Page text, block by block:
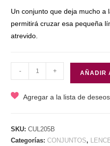
Un conjunto que deja mucho a
permitirá cruzar esa pequeña
atrevido.
CONJUNTO
VIRGINIA
BLANCO
- + AÑADIR
Agregar a la lista de deseos
SKU:CUL205B
Categorías:CONJUNTOS,